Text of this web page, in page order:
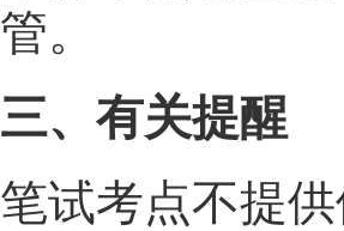
管。
三、有关提醒
笔试考点不提